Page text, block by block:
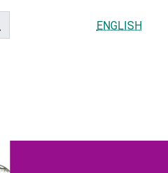
ENGLISH